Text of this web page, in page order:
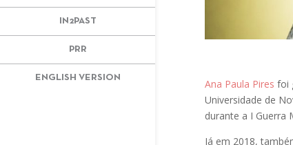
IN2PAST
PRR
ENGLISH VERSION Ana Paula Pires foi
Universidade de
durante a I Guerra
Já em 2018,